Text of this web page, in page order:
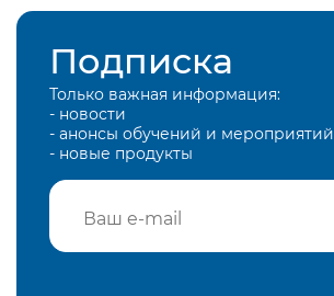
Подписка
Только важная информация:
- новости
- анонсы обучений и мероприятий
- новые продукты